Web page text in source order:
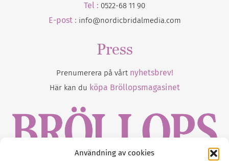
Användning av cookies
Tel : 0522-68 11 90
E-post : info@nordicbridalmedia.com
Press
Prenumerera på vårt nyhetsbrev!
Här kan du köpa Bröllopsmagasinet